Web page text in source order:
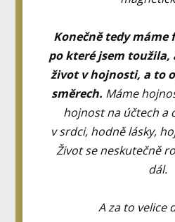
Konečně tedy
po které jsem toužila,
život v hojnosti, a to
směrech. Máme
hojnost na účtech a
v srdci, hodně lásky,
Život se neskutečně
dál.
A za to velice